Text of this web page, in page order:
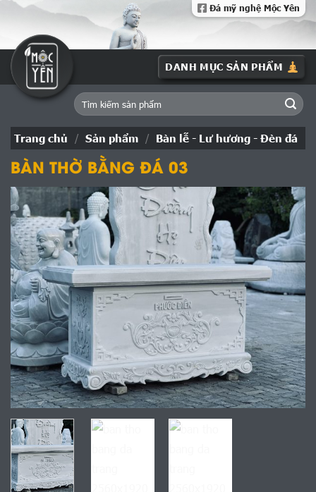
Skip
content
Đá mỹ nghệ Mộc Yên
Tìm
kiếm:
Trang chủ / Sản phẩm / Bàn lễ - Lư hương - Đèn đá
BÀN THỜ BẰNG ĐÁ 03